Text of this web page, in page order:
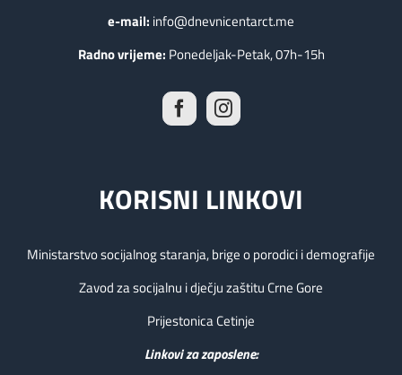
e-mail: info@dnevnicentarct.me
Radno vrijeme: Ponedeljak-Petak, 07h-15h
KORISNI LINKOVI
Ministarstvo socijalnog staranja, brige o porodici i demografije
Zavod za socijalnu i dječju zaštitu Crne Gore
Prijestonica Cetinje
Linkovi za zaposlene: